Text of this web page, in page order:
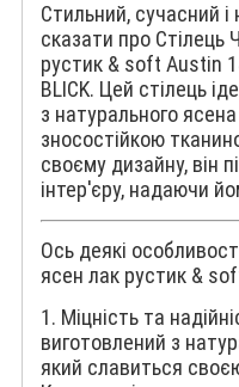
Стильний, сучасний
сказати про Стілець
рустик & soft Austin
BLICK. Цей стілець
з натурального
зносостійкою
своєму дизайну, він
інтер'єру, надаючи
Ось деякі
ясен лак рустик &
1. Міцність та
виготовлений з
який славиться